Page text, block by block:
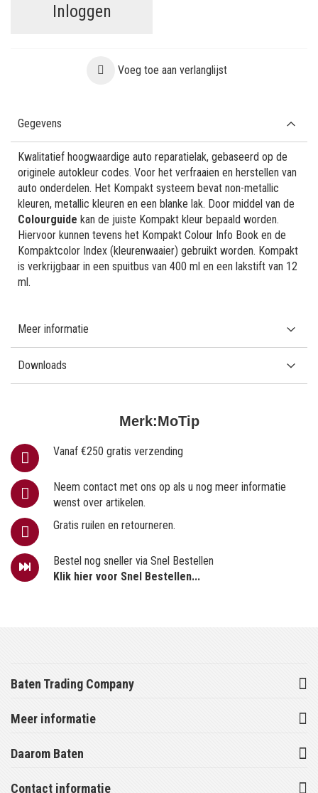
Inloggen
Voeg toe aan verlanglijst
Merk:MoTip
Vanaf €250 gratis verzending
Neem contact met ons op als u nog meer informatie
wenst over artikelen.
Gratis ruilen en retourneren.
Bestel nog sneller via Snel Bestellen
Klik hier voor Snel Bestellen...
Gegevens
Kwalitatief hoogwaardige auto reparatielak, gebaseerd op de
originele autokleur codes. Voor het verfraaien en herstellen van
auto onderdelen. Het Kompakt systeem bevat non-metallic
kleuren, metallic kleuren en een blanke lak. Door middel van de
Colourguide kan de juiste Kompakt kleur bepaald worden.
Hiervoor kunnen tevens het Kompakt Colour Info Book en de
Kompaktcolor Index (kleurenwaaier) gebruikt worden. Kompakt
is verkrijgbaar in een spuitbus van 400 ml en een lakstift van 12
ml.
Meer informatie
Downloads
Baten Trading Company
Meer informatie
Daarom Baten
Contact informatie